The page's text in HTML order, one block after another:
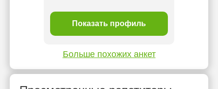
Показать профиль
Больше похожих анкет